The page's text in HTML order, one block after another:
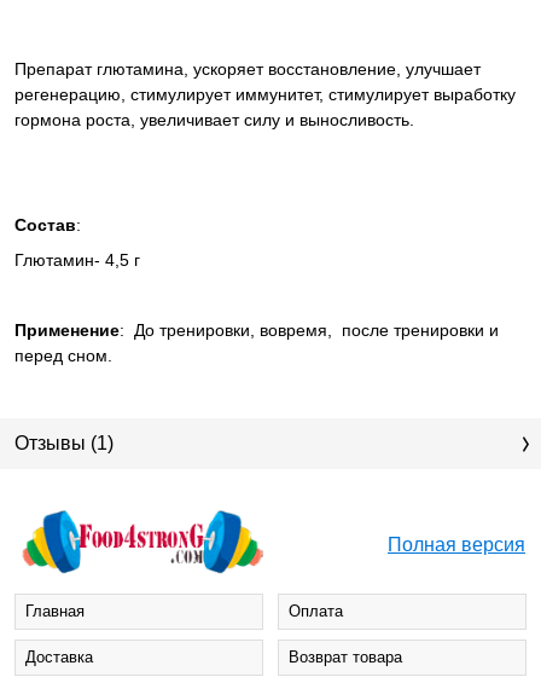
Препарат глютамина, ускоряет восстановление, улучшает
регенерацию, стимулирует иммунитет, стимулирует выработку
гормона роста, увеличивает силу и выносливость.
Состав:
Глютамин- 4,5 г
Применение: До тренировки, вовремя,
после тренировки и
перед сном.
Отзывы (1)
Полная версия
Главная Оплата
Доставка Возврат товара